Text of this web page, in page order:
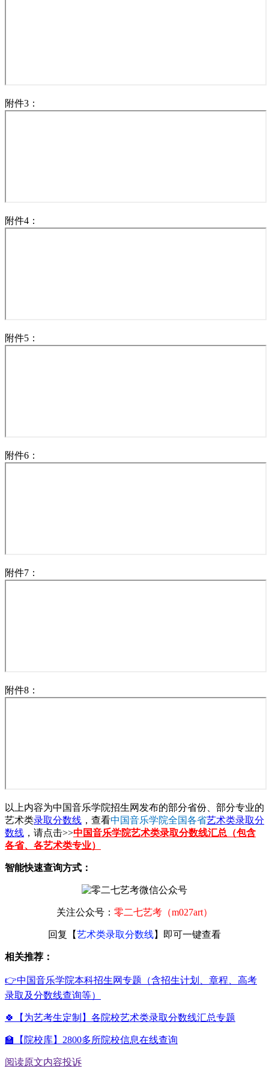
附件3：
附件4：
附件5：
附件6：
附件7：
附件8：
以上内容为中国音乐学院招生网发布的部分省份、部分专业的
艺术类录取分数线 ，查看中国音乐学院全国各省艺术类录取分
数线 ，请点击>>中国音乐学院艺术类录取分数线汇总（包含
各省、各艺术类专业）
智能快速查询方式：
关注公众号： 零二七艺考（m027art）
回复【艺术类录取分数线】即可一键查看
相关推荐：
👉中国音乐学院本科招生网专题（含招生计划、章程、高考
录取及分数线查询等）
🍀【为艺考生定制】各院校艺术类录取分数线汇总专题
🏫【院校库】2800多所院校信息在线查询
阅读原文内容投诉